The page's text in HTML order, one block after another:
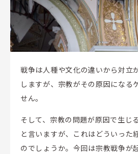
戦争は人種や文化の違いから対立
しますが、宗教がその原因になる
せん。
そして、宗教の問題が原因で生じ
と言いますが、これはどういった
のでしょうか。今回は宗教戦争が